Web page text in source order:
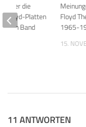
Floyd
1965-
15.
über die
Floyd-Platten
Band
11 ANTWORTEN